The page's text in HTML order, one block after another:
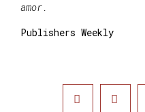
amor.
Publishers Weekly